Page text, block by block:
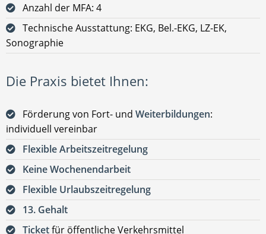
Anzahl der MFA: 4
Technische Ausstattung: EKG, Bel.-EKG, LZ-EK,
Sonographie
Die Praxis bietet Ihnen:
Förderung von Fort- und Weiterbildungen:
individuell vereinbar
Flexible Arbeitszeitregelung
Keine Wochenendarbeit
Flexible Urlaubszeitregelung
13. Gehalt
Ticketfür öffentliche Verkehrsmittel